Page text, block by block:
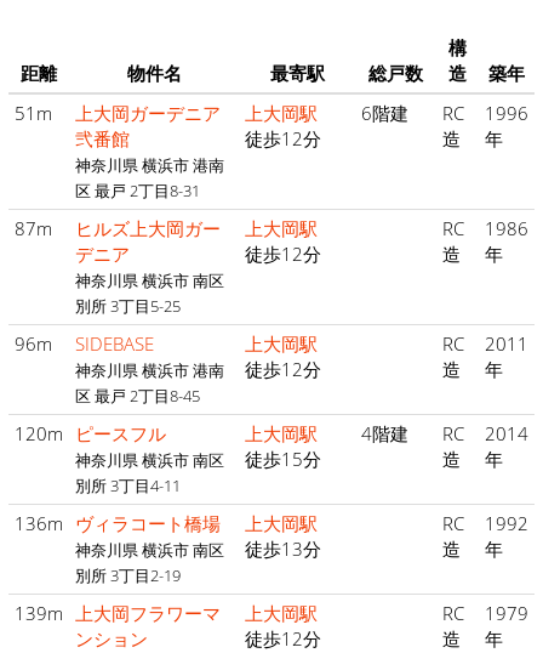
距離 物件名 最寄駅 総戸数
構
造
築年
51m
上大岡ガーデニア
弐番館
神奈川県 横浜市 港南
区 最戸 2丁目8-31
上大岡駅
徒歩12分
6階建
RC
造
1996
年
87m
ヒルズ上大岡ガー
デニア
神奈川県 横浜市 南区
別所 3丁目5-25
上大岡駅
徒歩12分
RC
造
1986
年
96m SIDEBASE
神奈川県 横浜市 港南
区 最戸 2丁目8-45
上大岡駅
徒歩12分
RC
造
2011
年
120m ピースフル
神奈川県 横浜市 南区
別所 3丁目4-11
上大岡駅
徒歩15分
4階建
RC
造
2014
年
136m ヴィラコート橋場
神奈川県 横浜市 南区
別所 3丁目2-19
上大岡駅
徒歩13分
RC
造
1992
年
139m 上大岡フラワーマ
ンション
上大岡駅
徒歩12分
RC
造
1979
年